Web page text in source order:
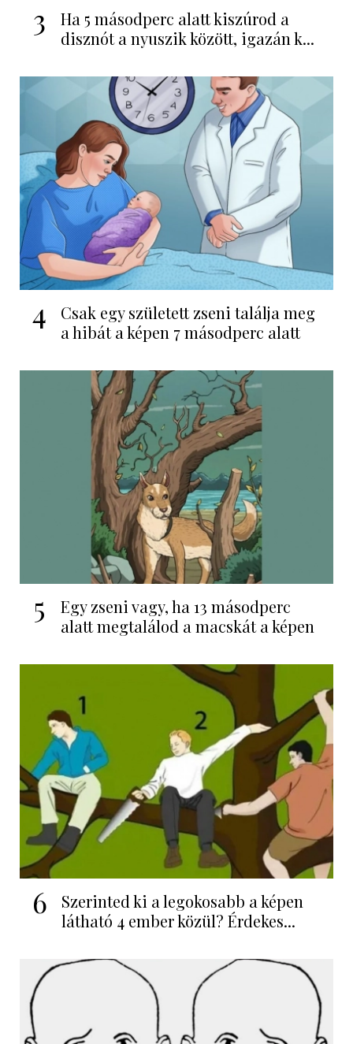
3
Ha 5 másodperc alatt kiszúrod a
disznót a nyuszik között, igazán k...
4
Csak egy született zseni találja meg
a hibát a képen 7 másodperc alatt
5
Egy zseni vagy, ha 13 másodperc
alatt megtalálod a macskát a képen
6
Szerinted ki a legokosabb a képen
látható 4 ember közül? Érdekes...